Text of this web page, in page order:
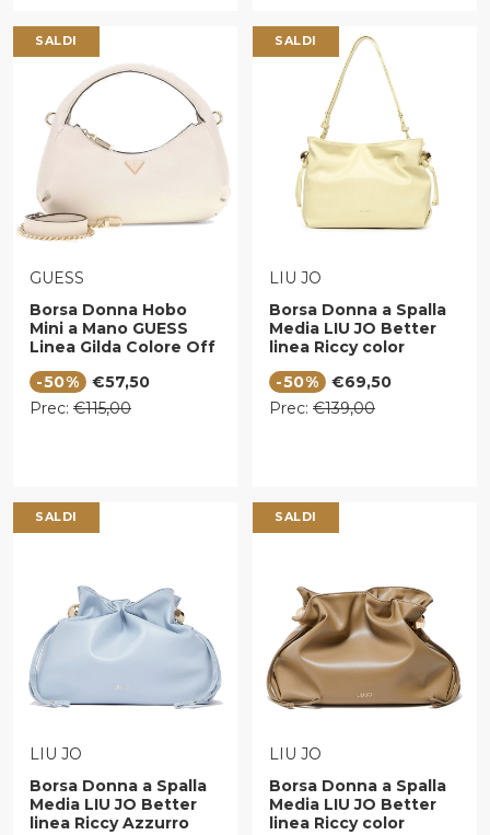
SALDI
VENDITORE:
GUESS
Borsa Donna Hobo
Mini a Mano GUESS
Linea Gilda Colore Off
-50%
Prezzo di vendita
€57,50
Prezzo regolare
Prec: €115,00
SALDI
VENDITORE:
LIU JO
Borsa Donna a Spalla
Media LIU JO Better
linea Riccy color
-50%
Prezzo di vendita
€69,50
Prezzo regolare
Prec: €139,00
SALDI
VENDITORE:
LIU JO
Borsa Donna a Spalla
Media LIU JO Better
linea Riccy Azzurro
SALDI
VENDITORE:
LIU JO
Borsa Donna a Spalla
Media LIU JO Better
linea Riccy color